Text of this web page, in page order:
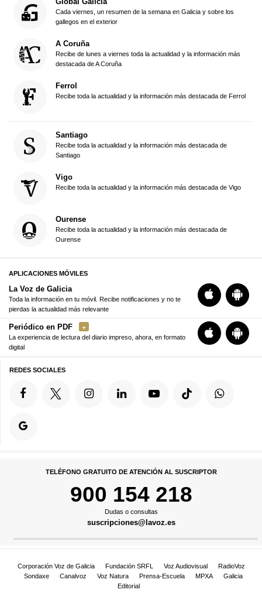
Cada viernes, un resumen de la semana en Galicia y sobre los
gallegos en el exterior
A Coruña
Recibe de lunes a viernes toda la actualidad y la información más
destacada de A Coruña
Ferrol
Recibe toda la actualidad y la información más destacada de Ferrol
Santiago
Recibe toda la actualidad y la información más destacada de
Santiago
Vigo
Recibe toda la actualidad y la información más destacada de Vigo
Ourense
Recibe toda la actualidad y la información más destacada de
Ourense
APLICACIONES MÓVILES
La Voz de Galicia
Toda la información en tu móvil. Recibe notificaciones y no te
pierdas la actualidad más relevante
Periódico en PDF
La experiencia de lectura del diario impreso, ahora, en formato
digital
REDES SOCIALES
TELÉFONO GRATUITO DE ATENCIÓN AL SUSCRIPTOR
900 154 218
Dudas o consultas
suscripciones@lavoz.es
Corporación Voz de Galicia Fundación SRFL Voz Audiovisual
RadioVoz
Sondaxe
Canalvoz Voz Natura Prensa-Escuela MPXA
Galicia
Editorial